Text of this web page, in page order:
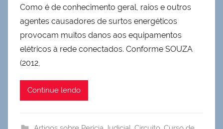
Como é de conhecimento geral, raios e outros
agentes causadores de surtos energéticos
provocam muitos danos aos equipamentos
elétricos à rede conectados. Conforme SOUZA
(2012,
Continue lendo